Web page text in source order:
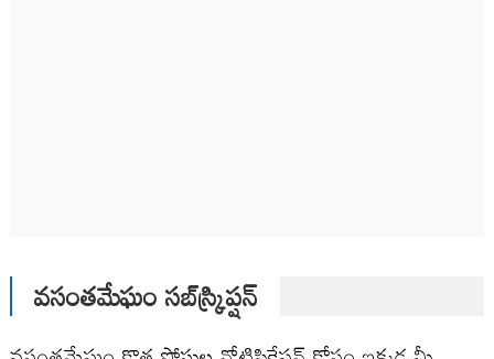
వసంతమేఘం సబ్‌స్క్రిప్షన్